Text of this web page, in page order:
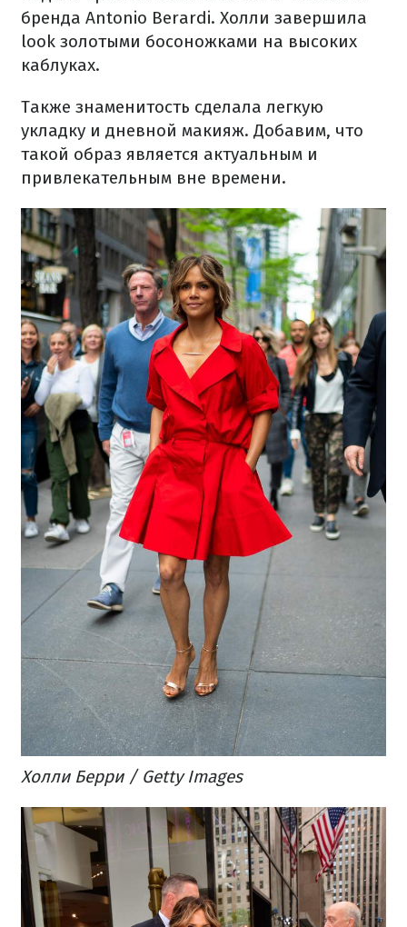
бренда Antonio Berardi. Холли завершила
look золотыми босоножками на высоких
каблуках.
Также знаменитость сделала легкую
укладку и дневной макияж. Добавим, что
такой образ является актуальным и
привлекательным вне времени.
Холли Берри / Getty Images